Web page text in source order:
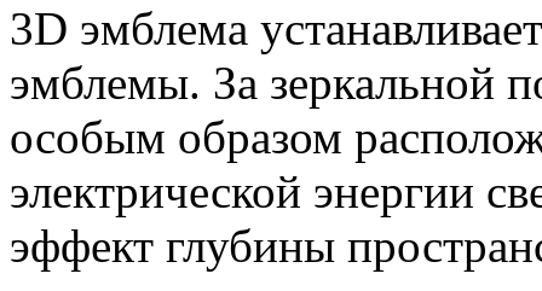
3D эмблема
эмблемы. За зеркальной
особым образом
электрической энергии
эффект глубины